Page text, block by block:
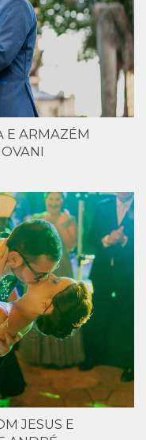
E ARMAZÉM
JESUS E